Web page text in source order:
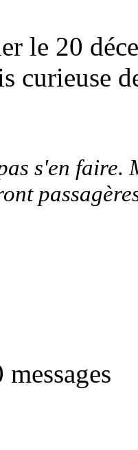
le 20
curieuse
s'en faire.